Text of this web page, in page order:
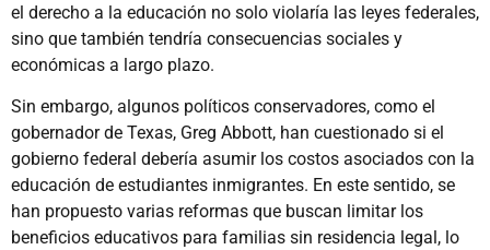
el derecho a la educación no solo violaría las leyes federales,
sino que también tendría consecuencias sociales y
económicas a largo plazo.
Sin embargo, algunos políticos conservadores, como el
gobernador de Texas, Greg Abbott, han cuestionado si el
gobierno federal debería asumir los costos asociados con la
educación de estudiantes inmigrantes. En este sentido, se
han propuesto varias reformas que buscan limitar los
beneficios educativos para familias sin residencia legal, lo